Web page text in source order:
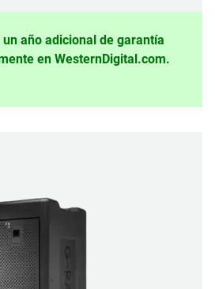
año adicional de garantía
en WesternDigital.com.